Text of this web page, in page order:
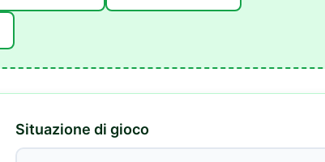
Situazione di gioco